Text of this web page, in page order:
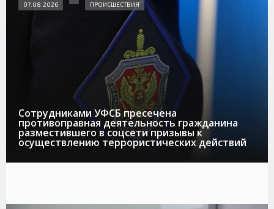
Сотрудниками УФСБ пресечена
противоправная деятельность гражданина
разместившего в соцсети призывы к
осуществлению террористических действий
07.08.2026 ПРОИСШЕСТВИЯ